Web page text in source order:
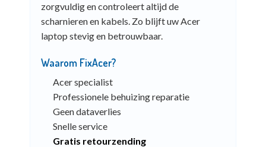
zorgvuldig en controleert altijd de
scharnieren en kabels. Zo blijft uw Acer
laptop stevig en betrouwbaar.
Waarom FixAcer?
Acer specialist
Professionele behuizing reparatie
Geen dataverlies
Snelle service
Gratis retourzending